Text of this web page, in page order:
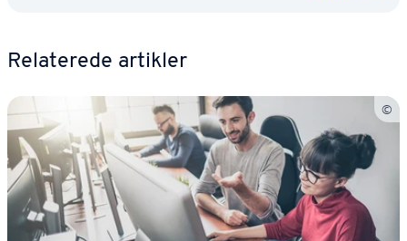
Re­la­te­re­de artikler